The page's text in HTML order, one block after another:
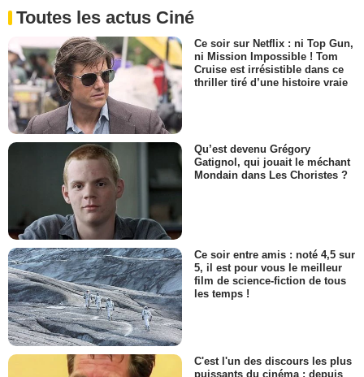
Toutes les actus Ciné
Ce soir sur Netflix : ni Top Gun,
ni Mission Impossible ! Tom
Cruise est irrésistible dans ce
thriller tiré d’une histoire vraie
Qu’est devenu Grégory
Gatignol, qui jouait le méchant
Mondain dans Les Choristes ?
Ce soir entre amis : noté 4,5 sur
5, il est pour vous le meilleur
film de science-fiction de tous
les temps !
C'est l'un des discours les plus
puissants du cinéma : depuis